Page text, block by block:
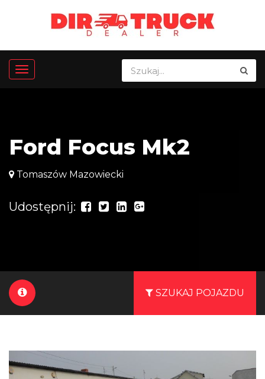
Ford Focus Mk2
Tomaszów Mazowiecki
Udostępnij:
SZUKAJ POJAZDU